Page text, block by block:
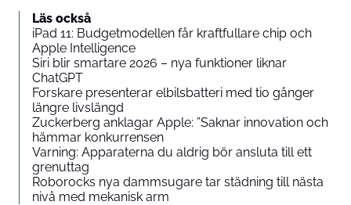
Läs också
iPad 11: Budgetmodellen får kraftfullare chip och
Apple Intelligence
Siri blir smartare 2026 – nya funktioner liknar
ChatGPT
Forskare presenterar elbilsbatteri med tio gånger
längre livslängd
Zuckerberg anklagar Apple: ”Saknar innovation och
hämmar konkurrensen
Varning: Apparaterna du aldrig bör ansluta till ett
grenuttag
Roborocks nya dammsugare tar städning till nästa
nivå med mekanisk arm